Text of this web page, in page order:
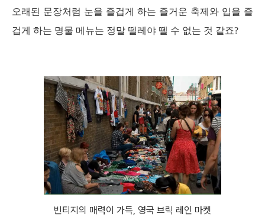
오래된 문장처럼 눈을 즐겁게 하는 즐거운 축제와 입을 즐
겁게 하는 명물 메뉴는 정말 뗄레야 뗄 수 없는 것 같죠?
빈티지의 매력이 가득, 영국 브릭 레인 마켓